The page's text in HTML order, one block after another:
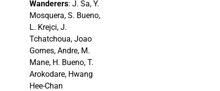
Wanderers: J. Sa, Y.
Mosquera, S. Bueno,
L. Krejci, J.
Tchatchoua, Joao
Gomes, Andre, M.
Mane, H. Bueno, T.
Arokodare, Hwang
Hee-Chan